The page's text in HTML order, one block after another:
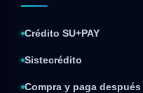
Crédito SU+PAY
Sistecrédito
Compra y paga después